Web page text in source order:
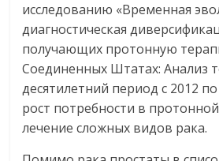
исследованию «Временная
диагностическая
получающих протонную
Соединенных Штатах: Анализ
десятилетний период с 2012
рост потребности в
лечение сложных видов рака.